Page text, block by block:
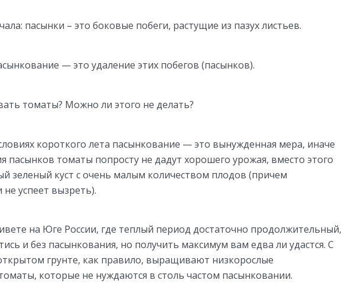
пасынки – это боковые побеги, растущие из пазух листьев.
— это удаление этих побегов (пасынков).
томаты? Можно ли этого не делать?
короткого лета пасынкование — это вынужденная мера, иначе
пасынков томаты попросту не дадут хорошего урожая, вместо этого
зеленый куст с очень малым количеством плодов (причем
успеет вызреть).
на Юге России, где теплый период достаточно продолжительный,
и без пасынкования, но получить максимум вам едва ли удастся. С
грунте, как правило, выращивают низкорослые
которые не нуждаются в столь частом пасынковании.